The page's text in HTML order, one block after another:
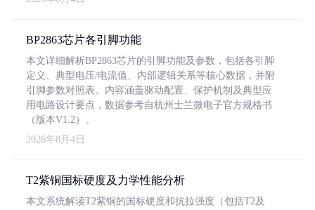
BP2863芯片各引脚功能
本文详细解析BP2863芯片的引脚功能及参数，包括各引脚
定义、典型电压/电流值、内部逻辑关系等核心数据，并附
引脚参数对照表。内容涵盖驱动配置、保护机制及典型应
用电路设计要点，数据参考自杭州士兰微电子官方规格书
（版本V1.2）。
2026年8月4日
T2紫铜国标硬度及力学性能分析
本文系统解读T2紫铜的国标硬度和抗拉强度（包括T2及